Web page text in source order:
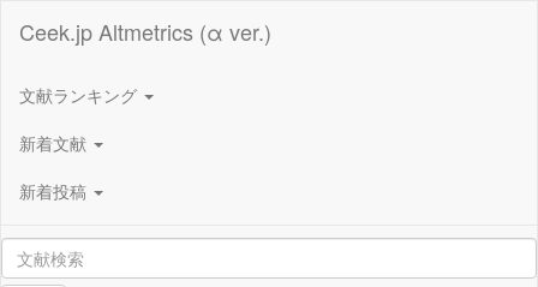
Ceek.jp Altmetrics (α ver.)
文献ランキング
新着文献
新着投稿